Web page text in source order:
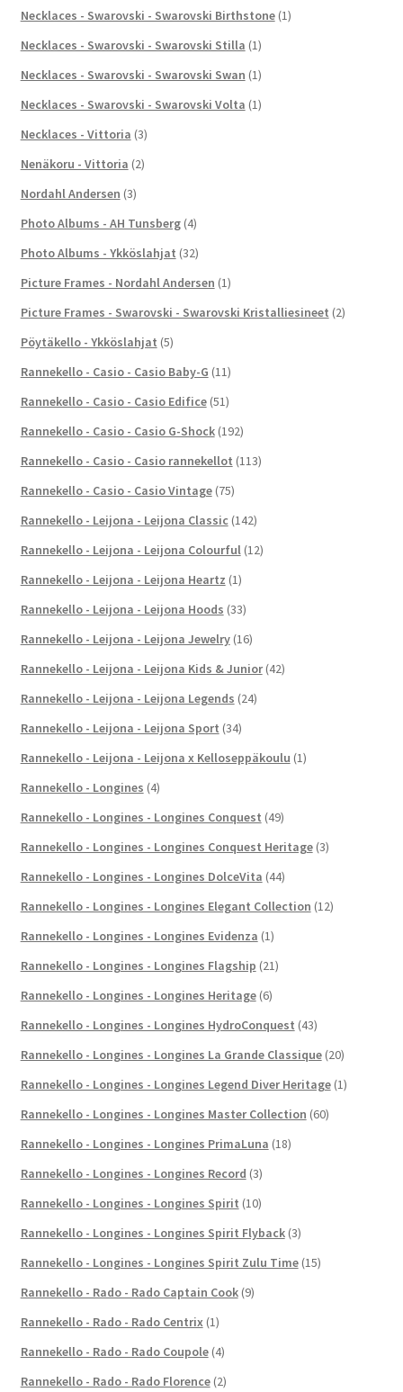
Necklaces - Swarovski - Swarovski Birthstone (1)
Necklaces - Swarovski - Swarovski Stilla (1)
Necklaces - Swarovski - Swarovski Swan (1)
Necklaces - Swarovski - Swarovski Volta (1)
Necklaces - Vittoria (3)
Nenäkoru - Vittoria (2)
Nordahl Andersen (3)
Photo Albums - AH Tunsberg (4)
Photo Albums - Ykköslahjat (32)
Picture Frames - Nordahl Andersen (1)
Picture Frames - Swarovski - Swarovski Kristalliesineet (2)
Pöytäkello - Ykköslahjat (5)
Rannekello - Casio - Casio Baby-G (11)
Rannekello - Casio - Casio Edifice (51)
Rannekello - Casio - Casio G-Shock (192)
Rannekello - Casio - Casio rannekellot (113)
Rannekello - Casio - Casio Vintage (75)
Rannekello - Leijona - Leijona Classic (142)
Rannekello - Leijona - Leijona Colourful (12)
Rannekello - Leijona - Leijona Heartz (1)
Rannekello - Leijona - Leijona Hoods (33)
Rannekello - Leijona - Leijona Jewelry (16)
Rannekello - Leijona - Leijona Kids & Junior (42)
Rannekello - Leijona - Leijona Legends (24)
Rannekello - Leijona - Leijona Sport (34)
Rannekello - Leijona - Leijona x Kelloseppäkoulu (1)
Rannekello - Longines (4)
Rannekello - Longines - Longines Conquest (49)
Rannekello - Longines - Longines Conquest Heritage (3)
Rannekello - Longines - Longines DolceVita (44)
Rannekello - Longines - Longines Elegant Collection (12)
Rannekello - Longines - Longines Evidenza (1)
Rannekello - Longines - Longines Flagship (21)
Rannekello - Longines - Longines Heritage (6)
Rannekello - Longines - Longines HydroConquest (43)
Rannekello - Longines - Longines La Grande Classique (20)
Rannekello - Longines - Longines Legend Diver Heritage (1)
Rannekello - Longines - Longines Master Collection (60)
Rannekello - Longines - Longines PrimaLuna (18)
Rannekello - Longines - Longines Record (3)
Rannekello - Longines - Longines Spirit (10)
Rannekello - Longines - Longines Spirit Flyback (3)
Rannekello - Longines - Longines Spirit Zulu Time (15)
Rannekello - Rado - Rado Captain Cook (9)
Rannekello - Rado - Rado Centrix (1)
Rannekello - Rado - Rado Coupole (4)
Rannekello - Rado - Rado Florence (2)